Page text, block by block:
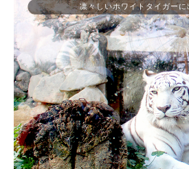
凛々しいホワイトタイガーに